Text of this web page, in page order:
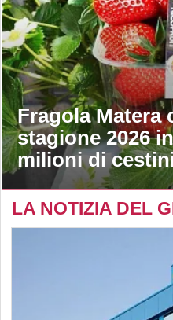
Fragola Matera
stagione 2026
milioni di
LA NOTIZIA DEL